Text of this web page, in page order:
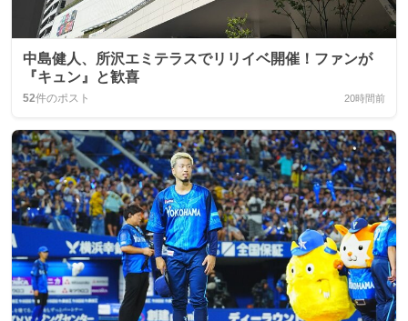
中島健人、所沢エミテラスでリリイベ開催！ファンが
『キュン』と歓喜
52件のポスト 20時間前